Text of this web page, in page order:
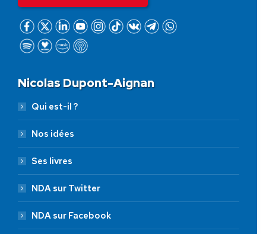
Nicolas Dupont-Aignan
Qui est-il ?
Nos idées
Ses livres
NDA sur Twitter
NDA sur Facebook